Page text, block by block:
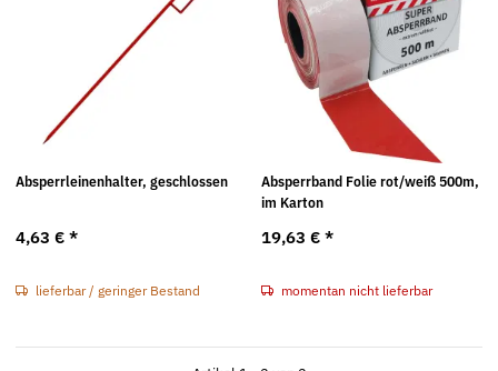
Absperrleinenhalter, geschlossen
4,63 € *
lieferbar / geringer Bestand
Absperrband Folie rot/weiß 500m,
im Karton
19,63 € *
momentan nicht lieferbar